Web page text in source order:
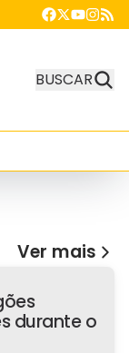
BUSCAR
Ver mais
durante o